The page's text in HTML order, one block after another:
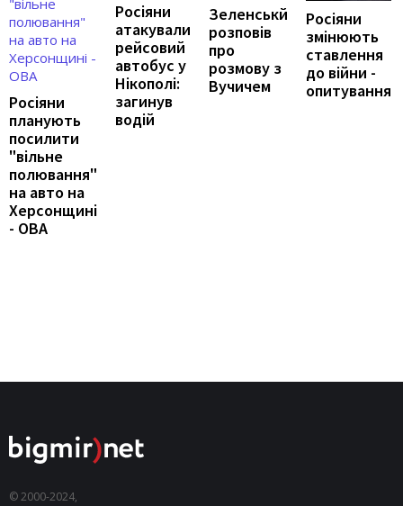
Росіяни
планують
посилити
"вільне
полювання"
на авто на
Херсонщині
- ОВА
Росіяни
атакували
рейсовий
автобус у
Нікополі:
загинув
водій
Зеленськй
розповів
про
розмову з
Вучичем
Росіяни
змінюють
ставлення
до війни -
опитування
© 2000-2024,